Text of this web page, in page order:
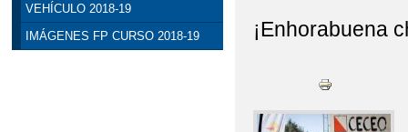
VEHÍCULO 2018-19
IMÁGENES FP CURSO 2018-19
¡Enhorabuena